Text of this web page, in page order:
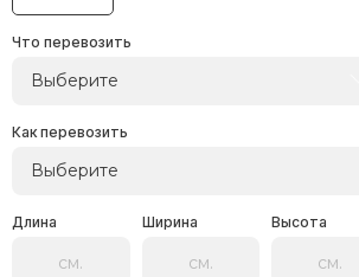
Что перевозить
Выберите
Как перевозить
Выберите
Длина Ширина Высота